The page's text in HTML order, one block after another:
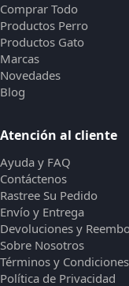
Comprar Todo
Productos Perro
Productos Gato
Marcas
Novedades
Blog
Atención al cliente
Ayuda y FAQ
Contáctenos
Rastree Su Pedido
Envío y Entrega
Devoluciones y
Sobre Nosotros
Términos y Condiciones
Política de Privacidad